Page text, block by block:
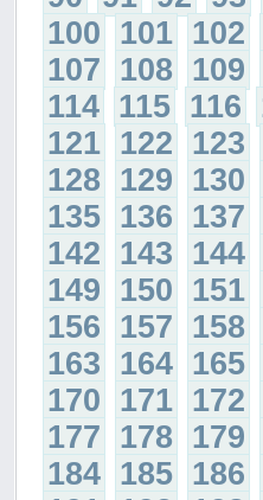
100 101 102
107 108 109
114 115 116
121 122 123
128 129 130
135 136 137
142 143 144
149 150 151
156 157 158
163 164 165
170 171 172
177 178 179
184 185 186